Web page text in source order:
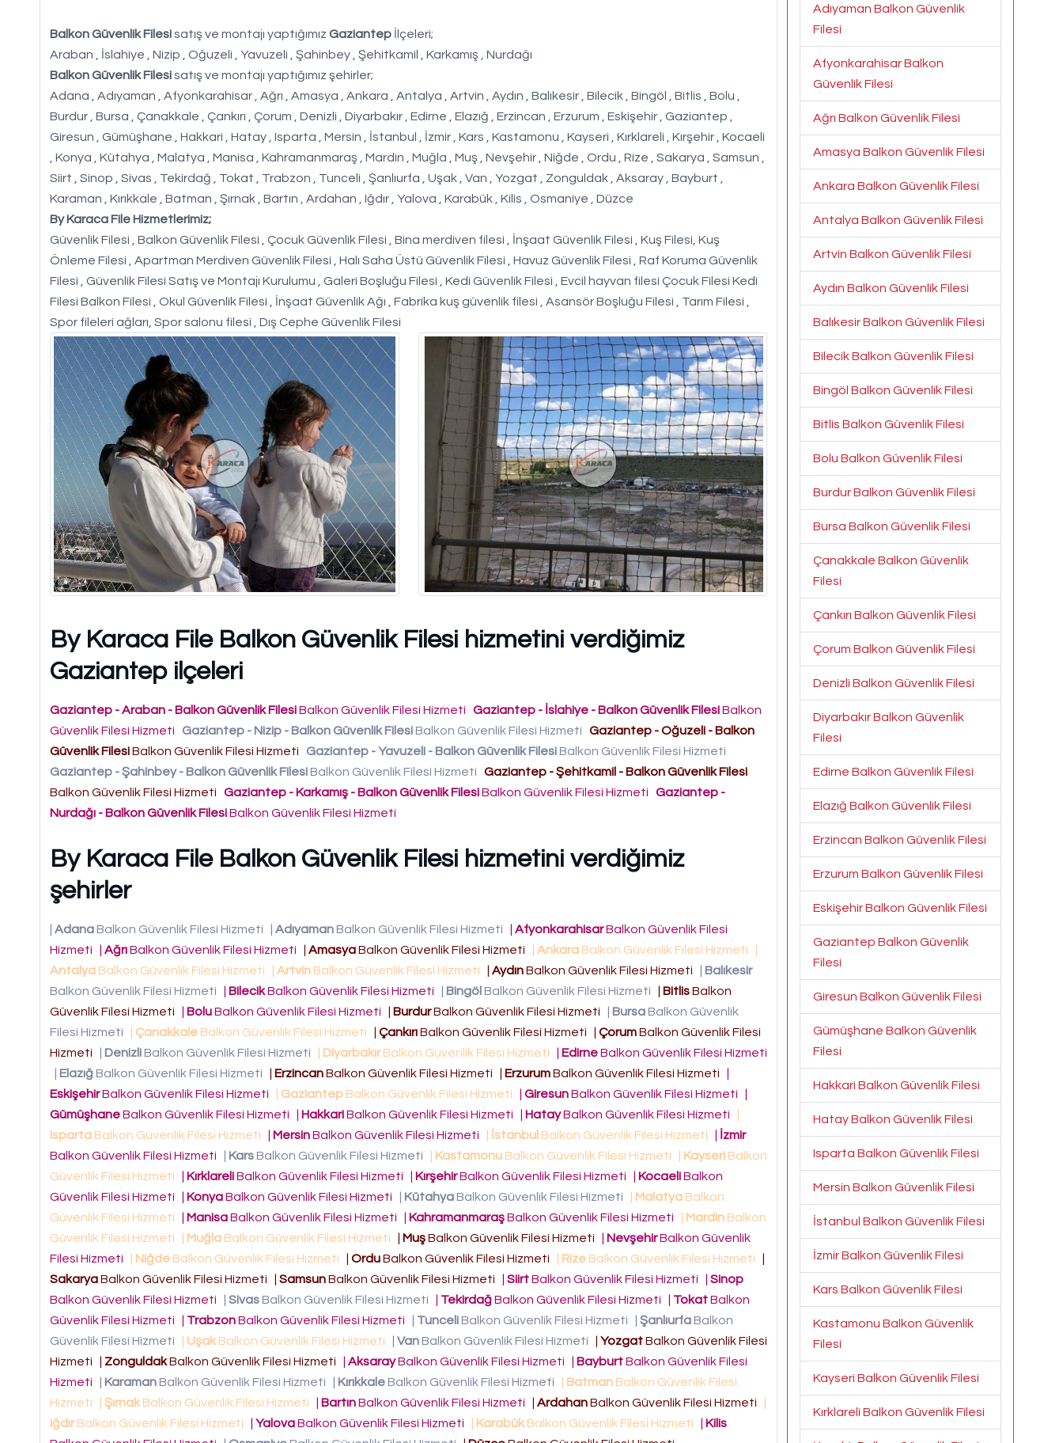
Balkon Güvenlik Filesisatış ve montajı yaptığımız Gaziantep İlçeleri;
Araban , İslahiye , Nizip , Oğuzeli , Yavuzeli , Şahinbey , Şehitkamil , Karkamış , Nurdağı
Balkon Güvenlik Filesisatış ve montajı yaptığımız şehirler;
Adana , Adıyaman , Afyonkarahisar , Ağrı , Amasya , Ankara , Antalya , Artvin , Aydın , Balıkesir , Bilecik , Bingöl , Bitlis , Bolu ,
Burdur , Bursa , Çanakkale , Çankırı , Çorum , Denizli , Diyarbakır , Edirne , Elazığ , Erzincan , Erzurum , Eskişehir , Gaziantep ,
Giresun , Gümüşhane , Hakkari , Hatay , Isparta , Mersin , İstanbul , İzmir , Kars , Kastamonu , Kayseri , Kırklareli , Kırşehir , Kocaeli
, Konya , Kütahya , Malatya , Manisa , Kahramanmaraş , Mardin , Muğla , Muş , Nevşehir , Niğde , Ordu , Rize , Sakarya , Samsun ,
Siirt , Sinop , Sivas , Tekirdağ , Tokat , Trabzon , Tunceli , Şanlıurfa , Uşak , Van , Yozgat , Zonguldak , Aksaray , Bayburt ,
Karaman , Kırıkkale , Batman , Şırnak , Bartın , Ardahan , Iğdır , Yalova , Karabük , Kilis , Osmaniye , Düzce
By Karaca File Hizmetlerimiz;
Güvenlik Filesi , Balkon Güvenlik Filesi , Çocuk Güvenlik Filesi , Bina merdiven filesi , İnşaat Güvenlik Filesi , Kuş Filesi, Kuş
Önleme Filesi , Apartman Merdiven Güvenlik Filesi , Halı Saha Üstü Güvenlik Filesi , Havuz Güvenlik Filesi , Raf Koruma Güvenlik
Filesi , Güvenlik Filesi Satış ve Montajı Kurulumu , Galeri Boşluğu Filesi , Kedi Güvenlik Filesi , Evcil hayvan filesi Çocuk Filesi Kedi
Filesi Balkon Filesi , Okul Güvenlik Filesi , İnşaat Güvenlik Ağı , Fabrika kuş güvenlik filesi , Asansör Boşluğu Filesi , Tarım Filesi ,
Spor fileleri ağları, Spor salonu filesi , Dış Cephe Güvenlik Filesi
By Karaca File Balkon Güvenlik Filesi hizmetini verdiğimiz
Gaziantep ilçeleri
Gaziantep - Araban - Balkon Güvenlik FilesiBalkon Güvenlik Filesi Hizmeti Gaziantep - İslahiye - Balkon Güvenlik FilesiBalkon
Güvenlik Filesi Hizmeti
Gaziantep - Nizip - Balkon Güvenlik FilesiBalkon Güvenlik Filesi Hizmeti
Gaziantep - Oğuzeli - Balkon
Güvenlik FilesiBalkon Güvenlik Filesi Hizmeti Gaziantep - Yavuzeli - Balkon Güvenlik FilesiBalkon Güvenlik Filesi Hizmeti
Gaziantep - Şahinbey - Balkon Güvenlik FilesiBalkon Güvenlik Filesi Hizmeti
Gaziantep - Şehitkamil - Balkon Güvenlik Filesi
Balkon Güvenlik Filesi Hizmeti
Gaziantep - Karkamış - Balkon Güvenlik FilesiBalkon Güvenlik Filesi Hizmeti
Gaziantep -
Nurdağı - Balkon Güvenlik FilesiBalkon Güvenlik Filesi Hizmeti
By Karaca File Balkon Güvenlik Filesi hizmetini verdiğimiz
şehirler
AdanaBalkon Güvenlik Filesi Hizmeti AdıyamanBalkon Güvenlik Filesi Hizmeti AfyonkarahisarBalkon Güvenlik Filesi
Hizmeti
AğrıBalkon Güvenlik Filesi Hizmeti AmasyaBalkon Güvenlik Filesi Hizmeti Ankara Balkon Güvenlik Filesi Hizmeti
Antalya Balkon Güvenlik Filesi Hizmeti Artvin Balkon Güvenlik Filesi Hizmeti AydınBalkon Güvenlik Filesi Hizmeti
Balıkesir
Balkon Güvenlik Filesi Hizmeti
BilecikBalkon Güvenlik Filesi Hizmeti Bingöl Balkon Güvenlik Filesi Hizmeti BitlisBalkon
Güvenlik Filesi Hizmeti
BoluBalkon Güvenlik Filesi Hizmeti BurdurBalkon Güvenlik Filesi Hizmeti BursaBalkon Güvenlik
Filesi Hizmeti
Çanakkale Balkon Güvenlik Filesi Hizmeti ÇankırıBalkon Güvenlik Filesi Hizmeti ÇorumBalkon Güvenlik Filesi
Hizmeti
DenizliBalkon Güvenlik Filesi Hizmeti DiyarbakırBalkon Güvenlik Filesi Hizmeti EdirneBalkon Güvenlik Filesi Hizmeti
Elazığ Balkon Güvenlik Filesi Hizmeti ErzincanBalkon Güvenlik Filesi Hizmeti ErzurumBalkon Güvenlik Filesi Hizmeti
EskişehirBalkon Güvenlik Filesi Hizmeti Gaziantep Balkon Güvenlik Filesi Hizmeti GiresunBalkon Güvenlik Filesi Hizmeti
GümüşhaneBalkon Güvenlik Filesi Hizmeti HakkariBalkon Güvenlik Filesi Hizmeti HatayBalkon Güvenlik Filesi Hizmeti
Isparta Balkon Güvenlik Filesi Hizmeti MersinBalkon Güvenlik Filesi Hizmeti İstanbul Balkon Güvenlik Filesi Hizmeti
İzmir
Balkon Güvenlik Filesi Hizmeti
KarsBalkon Güvenlik Filesi Hizmeti Kastamonu Balkon Güvenlik Filesi Hizmeti Kayseri Balkon
Güvenlik Filesi Hizmeti
KırklareliBalkon Güvenlik Filesi Hizmeti KırşehirBalkon Güvenlik Filesi Hizmeti KocaeliBalkon
Güvenlik Filesi Hizmeti
KonyaBalkon Güvenlik Filesi Hizmeti KütahyaBalkon Güvenlik Filesi Hizmeti Malatya Balkon
Güvenlik Filesi Hizmeti
ManisaBalkon Güvenlik Filesi Hizmeti KahramanmaraşBalkon Güvenlik Filesi Hizmeti Mardin Balkon
Güvenlik Filesi Hizmeti
Muğla Balkon Güvenlik Filesi Hizmeti MuşBalkon Güvenlik Filesi Hizmeti NevşehirBalkon Güvenlik
Filesi Hizmeti
Niğde Balkon Güvenlik Filesi Hizmeti OrduBalkon Güvenlik Filesi Hizmeti Rize Balkon Güvenlik Filesi Hizmeti
SakaryaBalkon Güvenlik Filesi Hizmeti SamsunBalkon Güvenlik Filesi Hizmeti SiirtBalkon Güvenlik Filesi Hizmeti
Sinop
Balkon Güvenlik Filesi Hizmeti
SivasBalkon Güvenlik Filesi Hizmeti TekirdağBalkon Güvenlik Filesi Hizmeti TokatBalkon
Güvenlik Filesi Hizmeti
TrabzonBalkon Güvenlik Filesi Hizmeti TunceliBalkon Güvenlik Filesi Hizmeti ŞanlıurfaBalkon
Güvenlik Filesi Hizmeti
UşakBalkon Güvenlik Filesi Hizmeti VanBalkon Güvenlik Filesi Hizmeti YozgatBalkon Güvenlik Filesi
Hizmeti
ZonguldakBalkon Güvenlik Filesi Hizmeti AksarayBalkon Güvenlik Filesi Hizmeti BayburtBalkon Güvenlik Filesi
Hizmeti
KaramanBalkon Güvenlik Filesi Hizmeti KırıkkaleBalkon Güvenlik Filesi Hizmeti Batman Balkon Güvenlik Filesi
Hizmeti
ŞırnakBalkon Güvenlik Filesi Hizmeti BartınBalkon Güvenlik Filesi Hizmeti ArdahanBalkon Güvenlik Filesi Hizmeti
IğdırBalkon Güvenlik Filesi Hizmeti YalovaBalkon Güvenlik Filesi Hizmeti KarabükBalkon Güvenlik Filesi Hizmeti
Kilis
Adıyaman Balkon Güvenlik
Filesi
Afyonkarahisar Balkon
Güvenlik Filesi
Ağrı Balkon Güvenlik Filesi
Amasya Balkon Güvenlik Filesi
Ankara Balkon Güvenlik Filesi
Antalya Balkon Güvenlik Filesi
Artvin Balkon Güvenlik Filesi
Aydın Balkon Güvenlik Filesi
Balıkesir Balkon Güvenlik Filesi
Bilecik Balkon Güvenlik Filesi
Bingöl Balkon Güvenlik Filesi
Bitlis Balkon Güvenlik Filesi
Bolu Balkon Güvenlik Filesi
Burdur Balkon Güvenlik Filesi
Bursa Balkon Güvenlik Filesi
Çanakkale Balkon Güvenlik
Filesi
Çankırı Balkon Güvenlik Filesi
Çorum Balkon Güvenlik Filesi
Denizli Balkon Güvenlik Filesi
Diyarbakır Balkon Güvenlik
Filesi
Edirne Balkon Güvenlik Filesi
Elazığ Balkon Güvenlik Filesi
Erzincan Balkon Güvenlik Filesi
Erzurum Balkon Güvenlik Filesi
Eskişehir Balkon Güvenlik Filesi
Gaziantep Balkon Güvenlik
Filesi
Giresun Balkon Güvenlik Filesi
Gümüşhane Balkon Güvenlik
Filesi
Hakkari Balkon Güvenlik Filesi
Hatay Balkon Güvenlik Filesi
Isparta Balkon Güvenlik Filesi
Mersin Balkon Güvenlik Filesi
İstanbul Balkon Güvenlik Filesi
İzmir Balkon Güvenlik Filesi
Kars Balkon Güvenlik Filesi
Kastamonu Balkon Güvenlik
Filesi
Kayseri Balkon Güvenlik Filesi
Kırklareli Balkon Güvenlik Filesi